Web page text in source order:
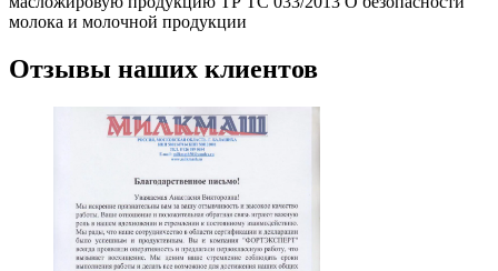
молока и молочной продукции
Отзывы наших клиентов